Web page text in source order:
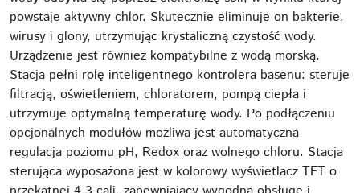
powstaje aktywny chlor. Skutecznie eliminuje on bakterie,
wirusy i glony, utrzymując krystaliczną czystość wody.
Urządzenie jest również kompatybilne z wodą morską.
Stacja pełni rolę inteligentnego kontrolera basenu: steruje
filtracją, oświetleniem, chloratorem, pompą ciepła i
utrzymuje optymalną temperaturę wody. Po podłączeniu
opcjonalnych modułów możliwa jest automatyczna
regulacja poziomu pH, Redox oraz wolnego chloru. Stacja
sterująca wyposażona jest w kolorowy wyświetlacz TFT o